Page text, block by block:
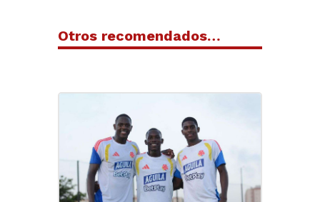
Otros recomendados…